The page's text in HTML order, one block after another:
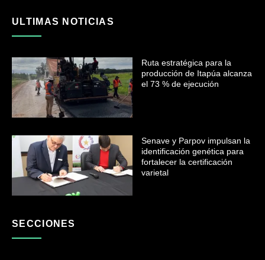
ULTIMAS NOTICIAS
Ruta estratégica para la
producción de Itapúa alcanza
el 73 % de ejecución
Senave y Parpov impulsan la
identificación genética para
fortalecer la certificación
varietal
SECCIONES